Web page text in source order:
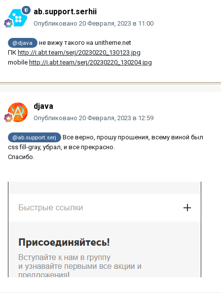
ab.support.serhii
Опубликовано 20 Февраля, 2023 в 11:00
@djava
не вижу такого на unitheme.net
ПК http://i.abt.team/serj/20230220_130123.jpg
mobile http://i.abt.team/serj/20230220_130204.jpg
djava
Опубликовано 20 Февраля, 2023 в 12:59
@ab.support.serj
Все верно, прошу прошения, всему виной был
css fill-gray, убрал, и все прекрасно.
Спасибо.